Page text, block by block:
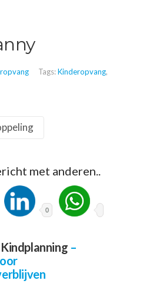
Tags:Kinderopvang,
met anderen..
0
–